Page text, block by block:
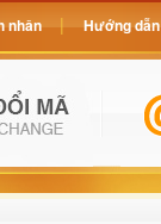
nhân Hướng